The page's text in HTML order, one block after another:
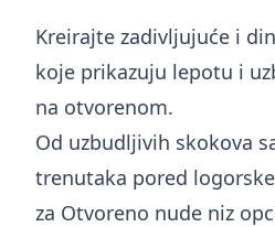
Kreirajte zadivljujuće i
koje prikazuju lepotu i
na otvorenom.
Od uzbudljivih skokova
trenutaka pored
za Otvoreno nude niz